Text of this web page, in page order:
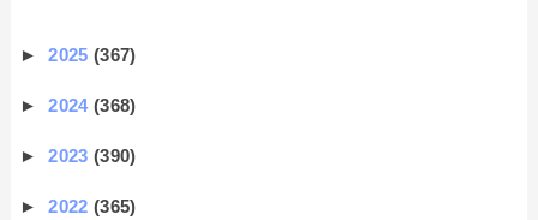
►2025(367)
►2024(368)
►2023(390)
►2022(365)